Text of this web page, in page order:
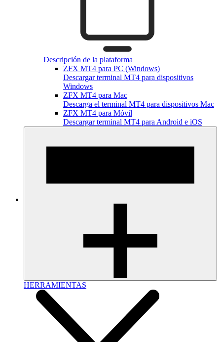
Descripción de la plataforma
ZFX MT4 para PC (Windows)
Descargar terminal MT4 para dispositivos
Windows
ZFX MT4 para Mac
Descarga el terminal MT4 para dispositivos Mac
ZFX MT4 para Móvil
Descargar terminal MT4 para Android e iOS
HERRAMIENTAS